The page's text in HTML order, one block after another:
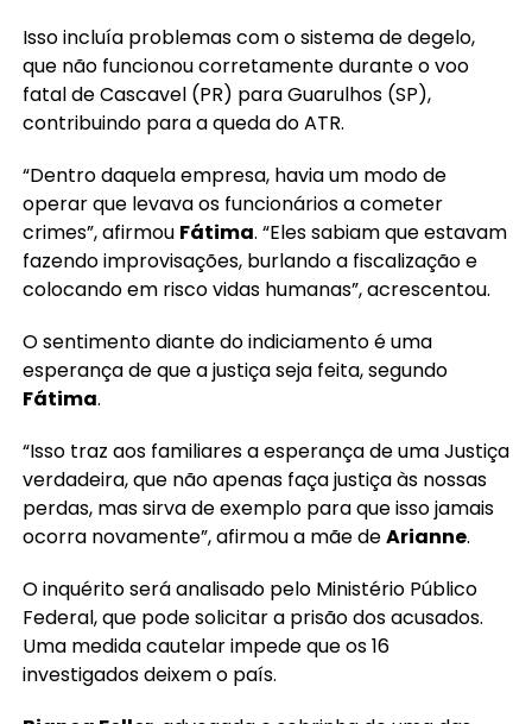
Isso incluía problemas com o sistema de degelo,
que não funcionou corretamente durante o voo
fatal de Cascavel (PR) para Guarulhos (SP),
contribuindo para a queda do ATR.
“Dentro daquela empresa, havia um modo de
operar que levava os funcionários a cometer
crimes”, afirmou Fátima. “Eles sabiam que estavam
fazendo improvisações, burlando a fiscalização e
colocando em risco vidas humanas”, acrescentou.
O sentimento diante do indiciamento é uma
esperança de que a justiça seja feita, segundo
Fátima.
“Isso traz aos familiares a esperança de uma Justiça
verdadeira, que não apenas faça justiça às nossas
perdas, mas sirva de exemplo para que isso jamais
ocorra novamente”, afirmou a mãe deArianne.
O inquérito será analisado pelo Ministério Público
Federal, que pode solicitar a prisão dos acusados.
Uma medida cautelar impede que os 16
investigados deixem o país.